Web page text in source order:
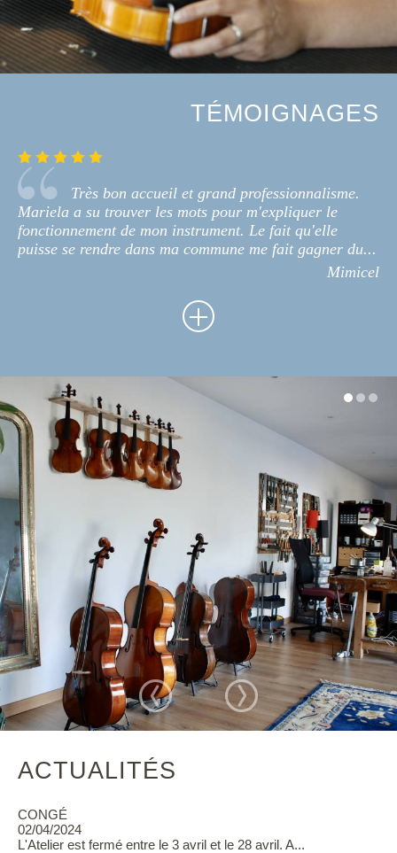
TÉMOIGNAGES
Très bon accueil et grand professionnalisme.
Mariela a su trouver les mots pour m'expliquer le
fonctionnement de mon instrument. Le fait qu'elle
puisse se rendre dans ma commune me fait gagner du...
Mimicel
ACTUALITÉS
CONGÉ
02/04/2024
L'Atelier est fermé entre le 3 avril et le 28 avril. A...